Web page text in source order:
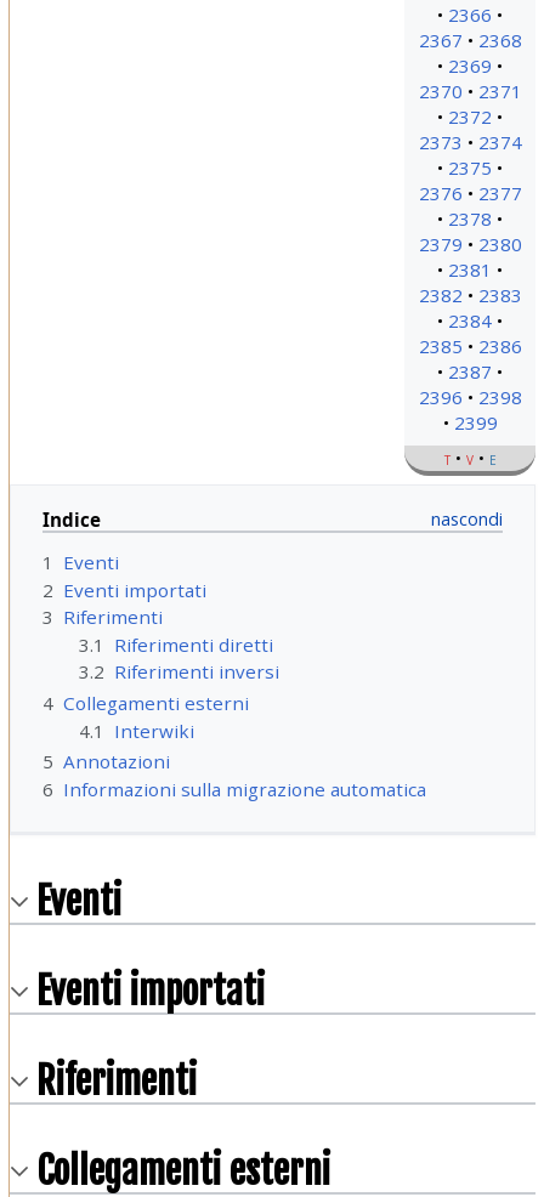
2366
2367
2368
2369
2370
2371
2372
2373
2374
2375
2376
2377
2378
2379
2380
2381
2382
2383
2384
2385
2386
2387
2396
2398
2399
t v e
Indice
1
Eventi
2 Eventi importati
3 Riferimenti
3.1
Riferimenti diretti
3.2 Riferimenti inversi
4 Collegamenti esterni
4.1
Interwiki
5 Annotazioni
6 Informazioni sulla migrazione automatica
Eventi
Eventi importati
Riferimenti
Collegamenti esterni